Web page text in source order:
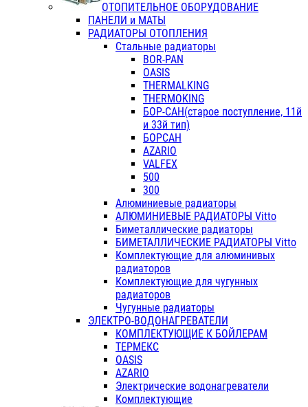
ОТОПИТЕЛЬНОЕ ОБОРУДОВАНИЕ
ПАНЕЛИ и МАТЫ
РАДИАТОРЫ ОТОПЛЕНИЯ
Стальные радиаторы
BOR-PAN
OASIS
THERMALKING
THERMOKING
БОР-САН(старое поступление, 11й
и 33й тип)
БОРСАН
AZARIO
VALFEX
500
300
Алюминиевые радиаторы
АЛЮМИНИЕВЫЕ РАДИАТОРЫ Vitto
Биметаллические радиаторы
БИМЕТАЛЛИЧЕСКИЕ РАДИАТОРЫ Vitto
Комплектующие для алюминивых
радиаторов
Комплектующие для чугунных
радиаторов
Чугунные радиаторы
ЭЛЕКТРО-ВОДОНАГРЕВАТЕЛИ
КОМПЛЕКТУЮЩИЕ К БОЙЛЕРАМ
ТЕРМЕКС
OASIS
AZARIO
Электрические водонагреватели
Комплектующие